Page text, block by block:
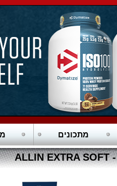
מתכונים